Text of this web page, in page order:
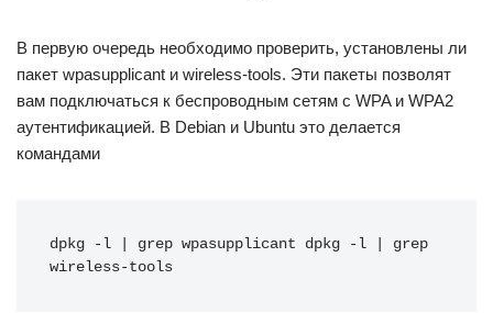
В первую очередь необходимо проверить, установлены ли
пакет wpasupplicant и wireless-tools. Эти пакеты позволят
вам подключаться к беспроводным сетям с WPA и WPA2
аутентификацией. В Debian и Ubuntu это делается
командами
dpkg -l | grep wpasupplicant dpkg -l | grep
wireless-tools